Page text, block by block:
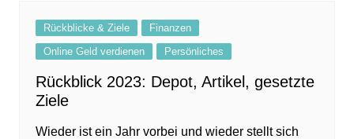
Rückblicke & Ziele
Finanzen
Online Geld verdienen
Persönliches
Rückblick 2023: Depot, Artikel, gesetzte
Ziele
Wieder ist ein Jahr vorbei und wieder stellt sich